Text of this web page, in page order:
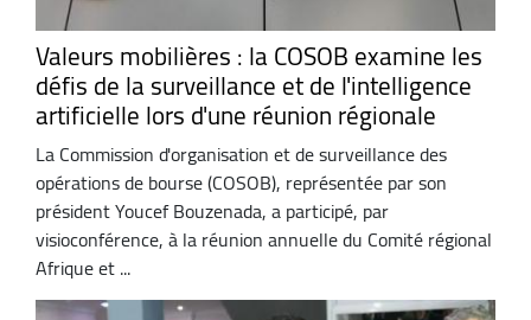
Valeurs mobilières : la COSOB examine les
défis de la surveillance et de l'intelligence
artificielle lors d'une réunion régionale
La Commission d'organisation et de surveillance des
opérations de bourse (COSOB), représentée par son
président Youcef Bouzenada, a participé, par
visioconférence, à la réunion annuelle du Comité régional
Afrique et ...